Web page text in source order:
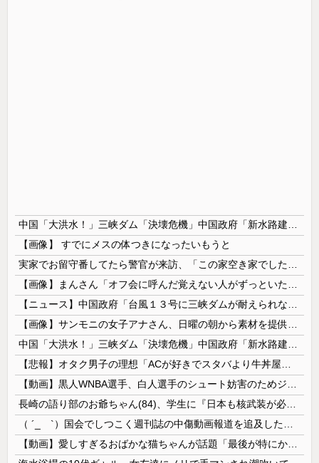
【画像】 すでにメスの体つきになったいもうと